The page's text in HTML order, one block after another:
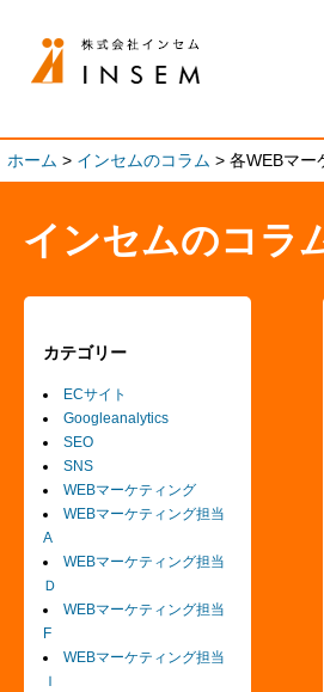
ホーム > インセムのコラム > 各WEBマー
インセムのコラ
カテゴリー
ECサイト
Googleanalytics
SEO
SNS
WEBマーケティング
WEBマーケティング担当
A
WEBマーケティング担当
Ｄ
WEBマーケティング担当
F
WEBマーケティング担当
Ｉ